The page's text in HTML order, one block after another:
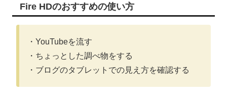
Fire HDのおすすめの使い方
・YouTubeを流す
・ちょっとした調べ物をする
・ブログのタブレットでの見え方を確認する